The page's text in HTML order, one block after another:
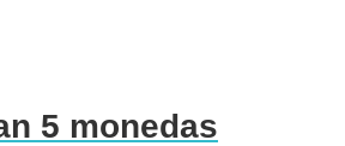
5 monedas